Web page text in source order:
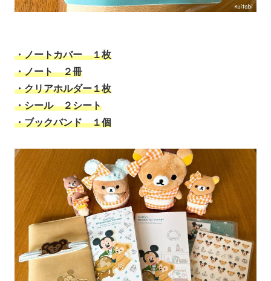
・ノートカバー １枚
・ノート ２冊
・クリアホルダー１枚
・シール ２シート
・ブックバンド １個